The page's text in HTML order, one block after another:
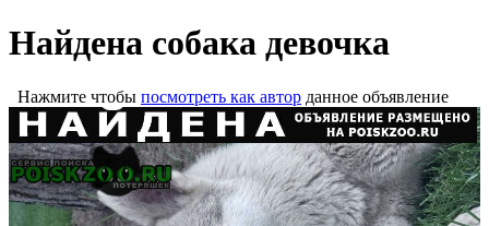
Найдена собака девочка
Нажмите чтобы посмотреть как автор данное объявление